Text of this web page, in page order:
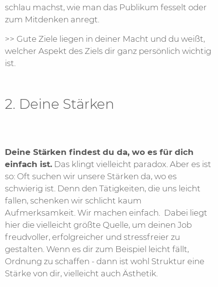
schlau machst, wie man das Publikum fesselt oder
zum Mitdenken anregt.
>> Gute Ziele liegen in deiner Macht und du weißt,
welcher Aspekt des Ziels dir ganz persönlich wichtig
ist.
2. Deine Stärken
Deine Stärken findest du da, wo es für dich
einfach ist. Das klingt vielleicht paradox. Aber es ist
so: Oft suchen wir unsere Stärken da, wo es
schwierig ist. Denn den Tätigkeiten, die uns leicht
fallen, schenken wir schlicht kaum
Aufmerksamkeit. Wir machen einfach. Dabei liegt
hier die vielleicht größte Quelle, um deinen Job
freudvoller, erfolgreicher und stressfreier zu
gestalten. Wenn es dir zum Beispiel leicht fällt,
Ordnung zu schaffen - dann ist wohl Struktur eine
Stärke von dir, vielleicht auch Ästhetik.